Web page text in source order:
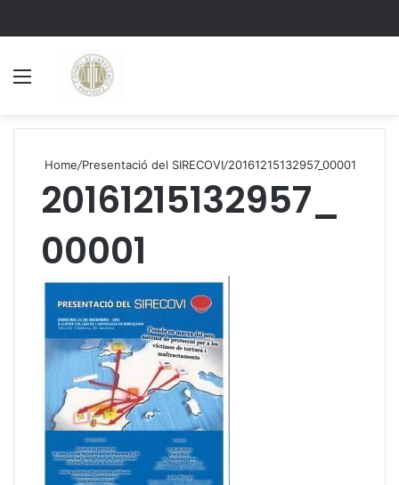
Home/Presentació del SIRECOVI/20161215132957_00001
20161215132957_
00001